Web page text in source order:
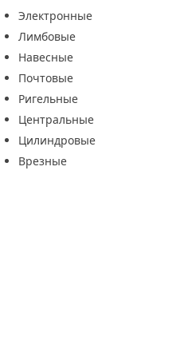
Электронные
Лимбовые
Навесные
Почтовые
Ригельные
Центральные
Цилиндровые
Врезные